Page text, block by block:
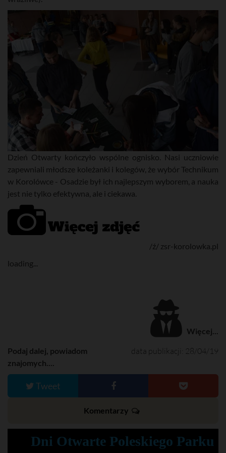
Dzień Otwarty kończyło wspólne ognisko. Nasi uczniowie
zapewniali młodsze koleżanki i kolegów, że wybór Technikum
w Korolówce - Osadzie był ich najlepszym wyborem, a nauka
jest nie tylko efektywna, ale i ciekawa.
/ź/ zsr-korolowka.pl
loading...
Więcej...
data publikacji: 28/04/19
Podaj dalej, powiadom
znajomych....
Tweet
Komentarzy
Dni Otwarte Poleskiego Parku